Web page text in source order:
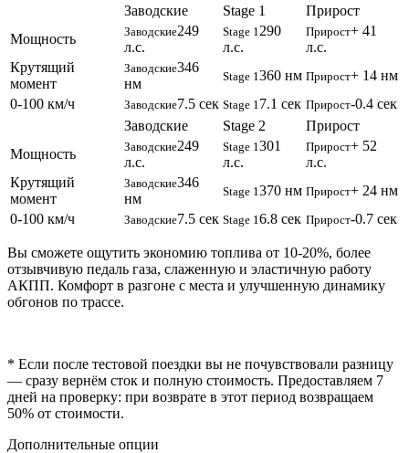
Заводские
Stage 1
Прирост
Мощность
Заводские249
л.с.
Stage 1 290
л.с.
Прирост+ 41
л.с.
Крутящий
момент
Заводские346
нм
Stage 1 360 нм Прирост+ 14 нм
0-100 км/ч
Заводские7.5 сек Stage 1 7.1 сек Прирост-0.4 сек
Заводские
Stage 2
Прирост
Мощность
Заводские249
л.с.
Stage 1 301
л.с.
Прирост+ 52
л.с.
Крутящий
момент
Заводские346
нм
Stage 1 370 нм Прирост+ 24 нм
0-100 км/ч
Заводские7.5 сек Stage 1 6.8 сек Прирост-0.7 сек
Вы сможете ощутить экономию топлива от 10-20%, более
отзывчивую педаль газа, слаженную и эластичную работу
АКПП. Комфорт в разгоне с места и улучшенную динамику
обгонов по трассе.
* Если после тестовой поездки вы не почувствовали разницу
— сразу вернём сток и полную стоимость. Предоставляем 7
дней на проверку: при возврате в этот период возвращаем
50% от стоимости.
Дополнительные опции